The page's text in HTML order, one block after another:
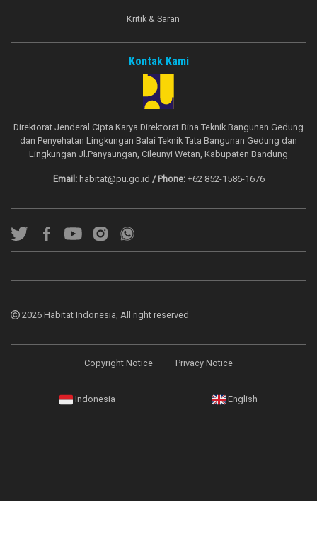
Kritik & Saran
Kontak Kami
Direktorat Jenderal Cipta Karya Direktorat Bina Teknik Bangunan Gedung
dan Penyehatan Lingkungan Balai Teknik Tata Bangunan Gedung dan
Lingkungan Jl.Panyaungan, Cileunyi Wetan, Kabupaten Bandung
Email: habitat@pu.go.id / Phone: +62 852-1586-1676
2026 Habitat Indonesia, All right reserved
Footer menu
Copyright Notice Privacy Notice
Indonesia English